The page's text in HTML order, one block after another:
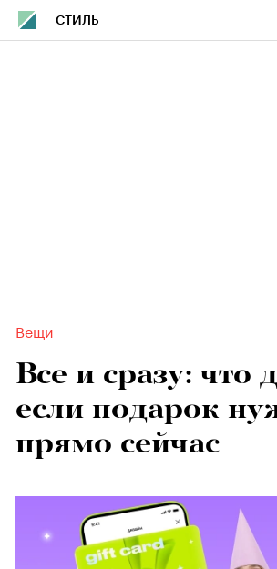
СТИЛЬ
Вещи
Все и сразу: что
если подарок
прямо сейчас